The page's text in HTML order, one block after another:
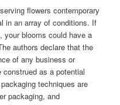
flowers contemporary
in an array of conditions. If
your blooms could have a
authors declare that the
of any business or
as a potential
techniques are
packaging, and